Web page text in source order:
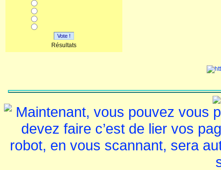
Vote !
Résultats